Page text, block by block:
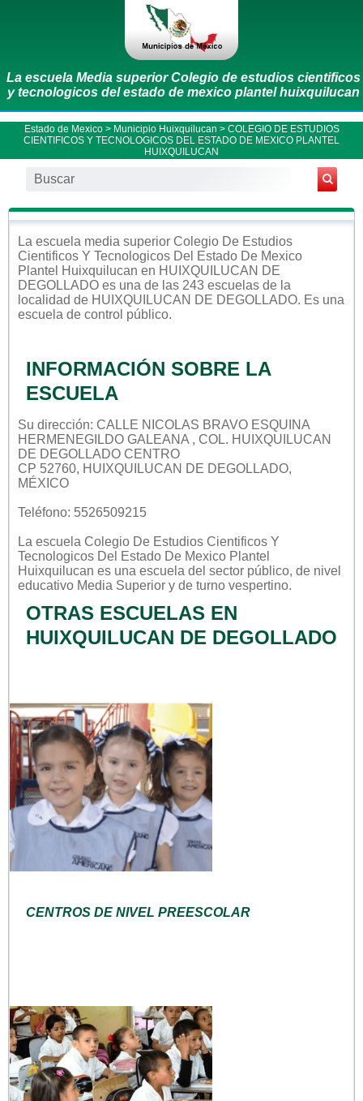
La escuela Media superior Colegio de estudios cientificos
y tecnologicos del estado de mexico plantel huixquilucan
Estado de Mexico> Municipio Huixquilucan > COLEGIO DE ESTUDIOS
CIENTIFICOS Y TECNOLOGICOS DEL ESTADO DE MEXICO PLANTEL
HUIXQUILUCAN
La escuela media superior Colegio De Estudios
Cientificos Y Tecnologicos Del Estado De Mexico
Plantel Huixquilucan en HUIXQUILUCAN DE
DEGOLLADO es una de las 243 escuelas de la
localidad de HUIXQUILUCAN DE DEGOLLADO. Es una
escuela de control público.
INFORMACIÓN SOBRE LA
ESCUELA
Su dirección: CALLE NICOLAS BRAVO ESQUINA
HERMENEGILDO GALEANA , COL. HUIXQUILUCAN
DE DEGOLLADO CENTRO
CP 52760, HUIXQUILUCAN DE DEGOLLADO,
MÉXICO
Teléfono: 5526509215
La escuela Colegio De Estudios Cientificos Y
Tecnologicos Del Estado De Mexico Plantel
Huixquilucan es una escuela del sector público, de nivel
educativo Media Superior y de turno vespertino.
OTRAS ESCUELAS EN
HUIXQUILUCAN DE DEGOLLADO
CENTROS DE NIVEL PREESCOLAR